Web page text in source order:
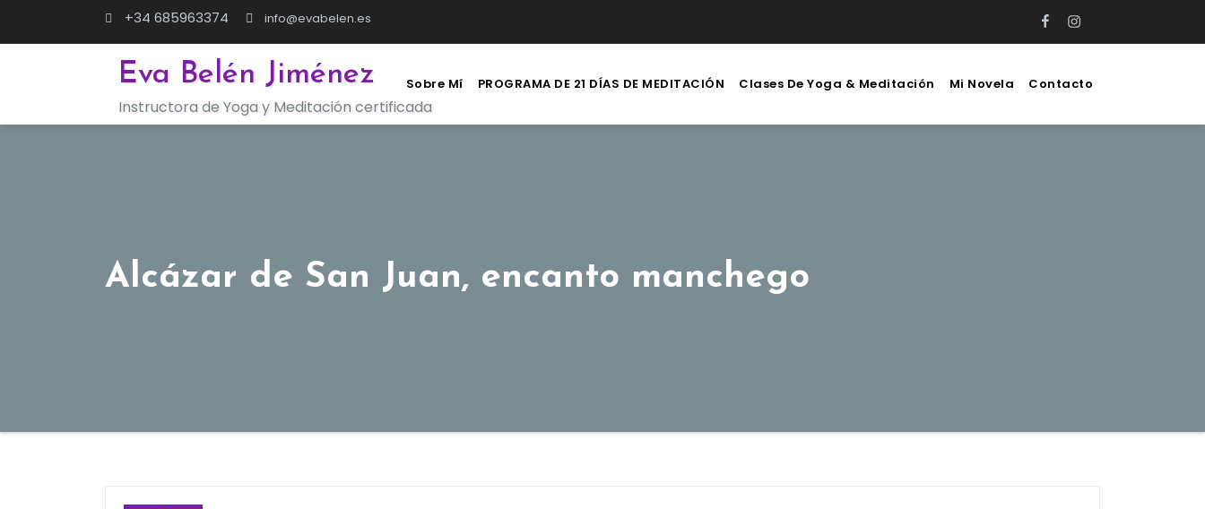
+34 685963374 info@evabelen.es FacebookInstagram
Eva Belén Jiménez
Instructora de Yoga y Meditación certificada
Sobre Mí PROGRAMA DE 21 DÍAS DE MEDITACIÓN Clases De Yoga & Meditación Mi Novela Contacto
Alcázar de San Juan, encanto manchego